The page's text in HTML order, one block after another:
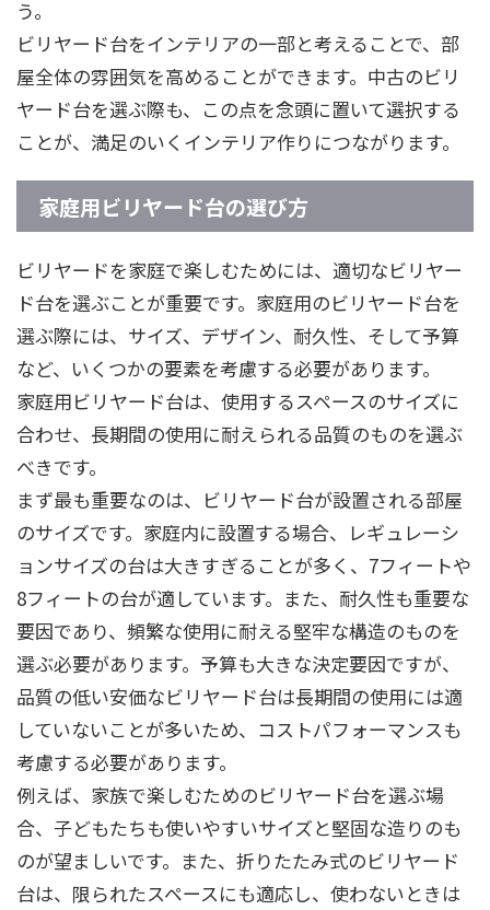
う。
ビリヤード台をインテリアの一部と考えることで、部
屋全体の雰囲気を高めることができます。中古のビリ
ヤード台を選ぶ際も、この点を念頭に置いて選択する
ことが、満足のいくインテリア作りにつながります。
家庭用ビリヤード台の選び方
ビリヤードを家庭で楽しむためには、適切なビリヤー
ド台を選ぶことが重要です。家庭用のビリヤード台を
選ぶ際には、サイズ、デザイン、耐久性、そして予算
など、いくつかの要素を考慮する必要があります。
家庭用ビリヤード台は、使用するスペースのサイズに
合わせ、長期間の使用に耐えられる品質のものを選ぶ
べきです。
まず最も重要なのは、ビリヤード台が設置される部屋
のサイズです。家庭内に設置する場合、レギュレーシ
ョンサイズの台は大きすぎることが多く、7フィートや
8フィートの台が適しています。また、耐久性も重要な
要因であり、頻繁な使用に耐える堅牢な構造のものを
選ぶ必要があります。予算も大きな決定要因ですが、
品質の低い安価なビリヤード台は長期間の使用には適
していないことが多いため、コストパフォーマンスも
考慮する必要があります。
例えば、家族で楽しむためのビリヤード台を選ぶ場
合、子どもたちも使いやすいサイズと堅固な造りのも
のが望ましいです。また、折りたたみ式のビリヤード
台は、限られたスペースにも適応し、使わないときは